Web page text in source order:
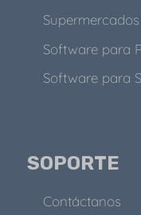
Supermercados
Software para
Software para
SOPORTE
Contáctanos